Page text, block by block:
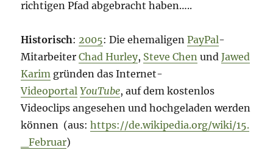
richtigen Pfad abgebracht haben…..
Historisch: 2005: Die ehemaligenPayPal-
MitarbeiterChad Hurley, Steve Chen undJawed
Karim gründen das Internet-
Videoportal YouTube, auf dem kostenlos
Videoclips angesehen und hochgeladen werden
können (aus:https://de.wikipedia.org/wiki/15.
_Februar)